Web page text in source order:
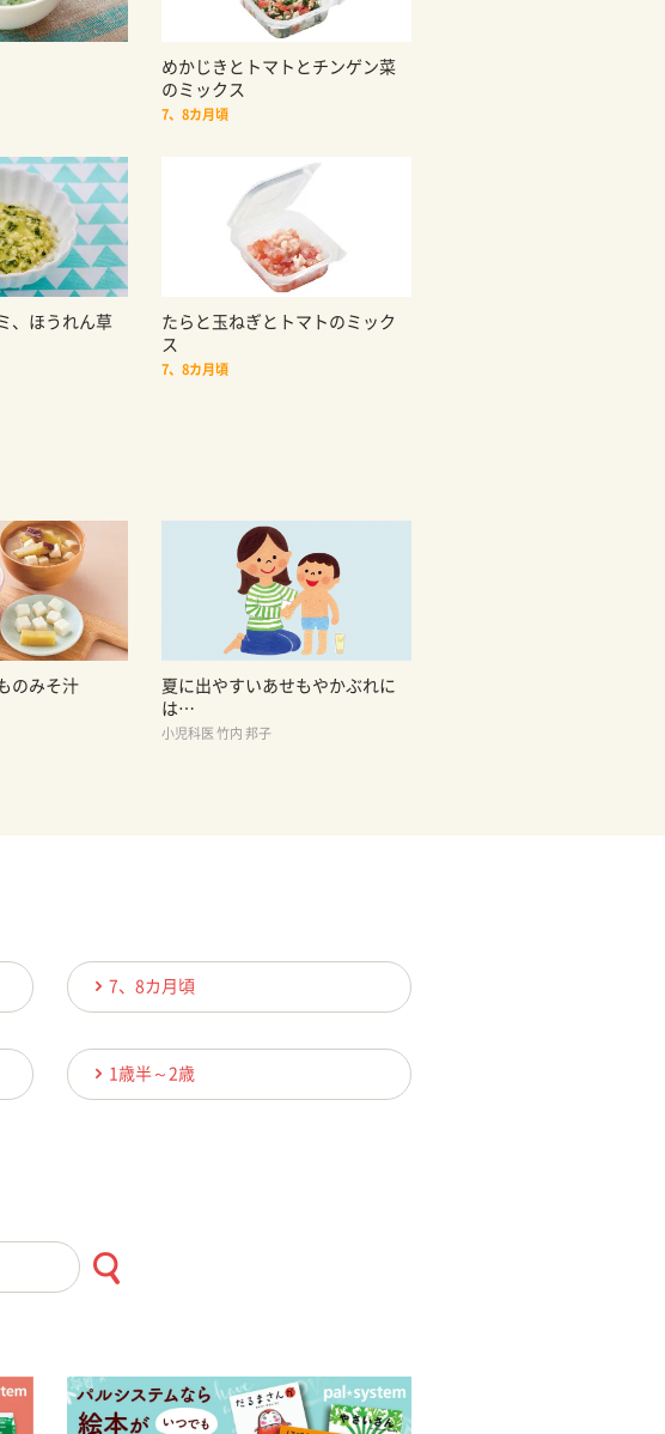
めかじきとトマトとチンゲン菜
のミックス
7、8カ月頃
、ほうれん草
たらと玉ねぎとトマトのミック
ス
7、8カ月頃
のみそ汁
夏に出やすいあせもやかぶれに
は…
小児科医 竹内 邦子
7、8カ月頃
1歳半～2歳